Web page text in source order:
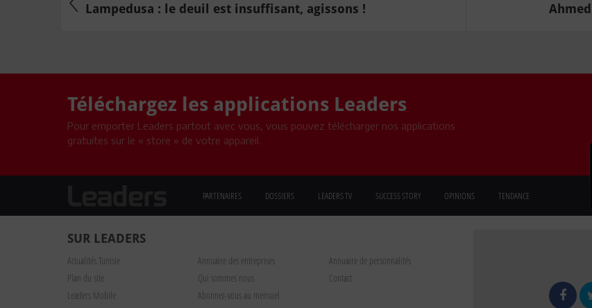
Lampedusa : le deuil est insuffisant, agissons !
Téléchargez les applications Leaders
Pour emporter Leaders partout avec vous, vous pouvez télécharger nos applications
gratuites sur le « store » de votre appareil.
PARTENAIRES DOSSIERS LEADERS TV SUCCESS STORY OPINIONS TENDANCE
SUR LEADERS
Actualités Tunisie Annuaire des entreprises
Annuaire de personnalités
Plan du site
Qui sommes nous
Contact
Leaders Mobile
Abonnez-vous au mensuel